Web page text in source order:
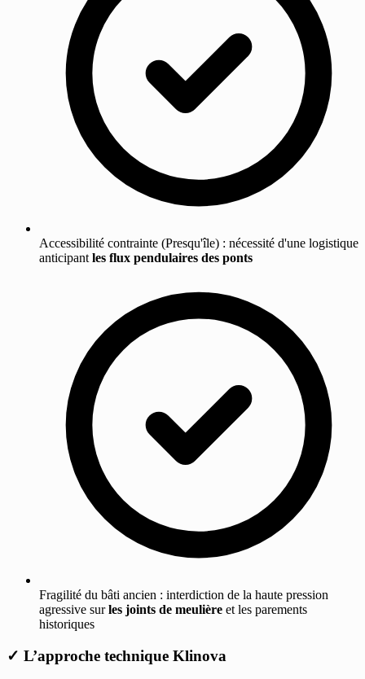
Accessibilité contrainte (Presqu'île) : nécessité d'une logistique
anticipant les flux pendulaires des ponts
Fragilité du bâti ancien : interdiction de la haute pression
agressive surles joints de meulière et les parements
historiques
✓ L’approche technique Klinova